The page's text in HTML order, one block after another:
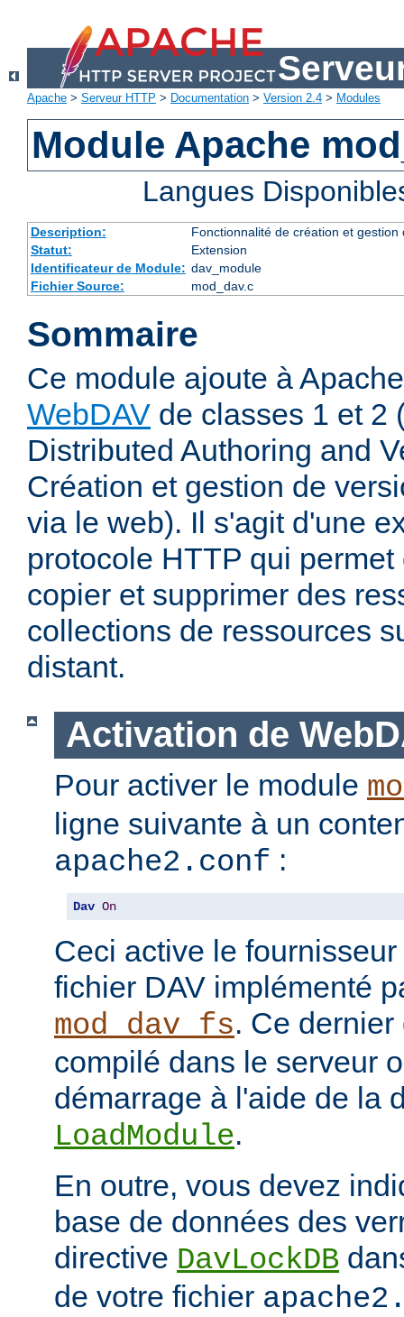
Apache > Serveur HTTP > Documentation > Version 2.4 > Modules
Module Apache
Langues
Description:
Fonctionnalité de création et
Statut:
Extension
Identificateur de Module: dav_module
Fichier Source:
mod_dav.c
Sommaire
Ce module ajoute à
WebDAV de classes 1 et 2
Distributed Authoring and
Création et gestion de
via le web). Il s'agit d'une
protocole HTTP qui
copier et supprimer des
collections de ressources
distant.
Activation de
Pour activer le module
ligne suivante à un
apache2.conf :
Dav On
Ceci active le
fichier DAV implémenté
mod_dav_fs. Ce
compilé dans le serveur
démarrage à l'aide de la
LoadModule.
En outre, vous devez
base de données des
directive DavLockDB
de votre fichier